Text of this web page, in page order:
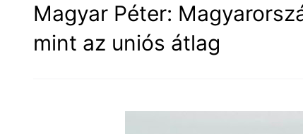
Magyar Péter:
mint az uniós átlag